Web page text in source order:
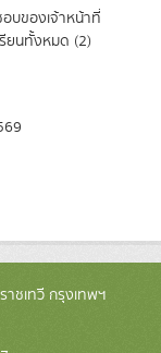
บของเจ้าหน้าที่
ยนทั้งหมด (2)
ชเทวี กรุงเทพฯ